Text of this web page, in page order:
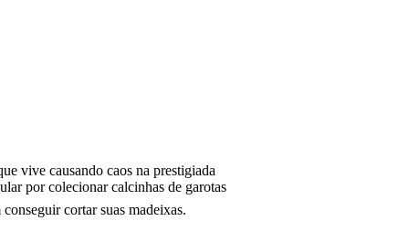
vive causando caos na prestigiada
por colecionar calcinhas de garotas
cortar suas madeixas.